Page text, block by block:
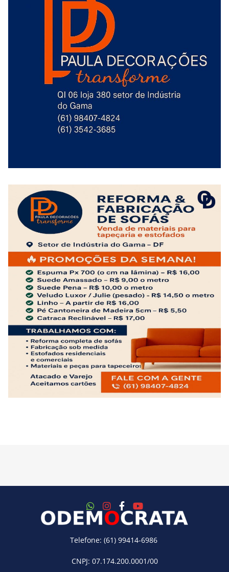
Telefone: (61) 99414-6986
CNPJ: 07.174.200.0001/00